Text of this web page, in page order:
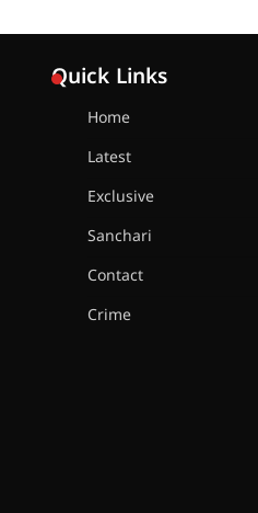
Quick Links
Home
Latest
Exclusive
Sanchari
Contact
Crime